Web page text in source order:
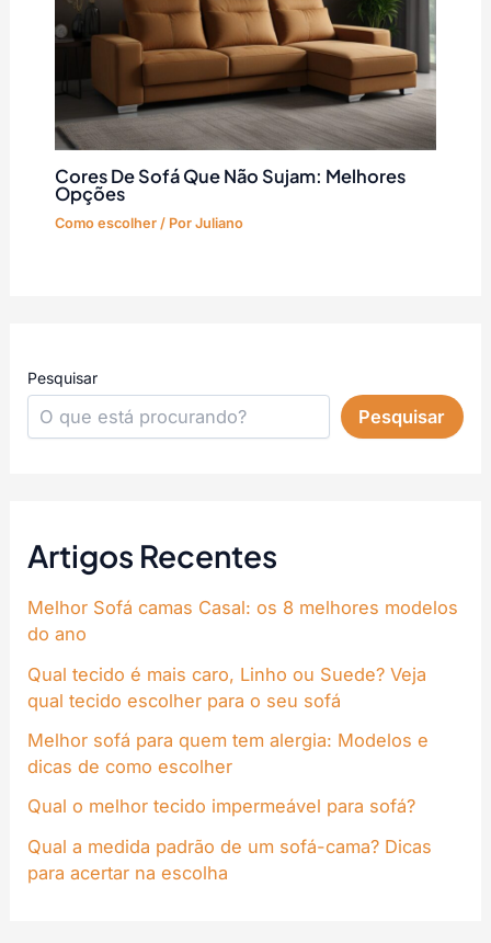
Cores De Sofá Que Não Sujam: Melhores
Opções
Como escolher/ Por Juliano
Pesquisar
Pesquisar
Artigos Recentes
Melhor Sofá camas Casal: os 8 melhores modelos
do ano
Qual tecido é mais caro, Linho ou Suede? Veja
qual tecido escolher para o seu sofá
Melhor sofá para quem tem alergia: Modelos e
dicas de como escolher
Qual o melhor tecido impermeável para sofá?
Qual a medida padrão de um sofá-cama? Dicas
para acertar na escolha